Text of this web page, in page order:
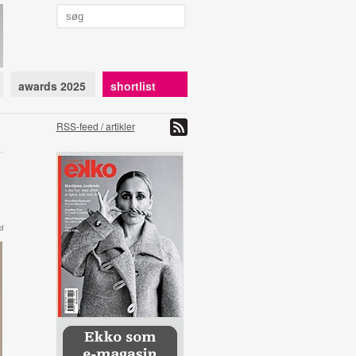
awards 2025 shortlist
RSS-feed / artikler